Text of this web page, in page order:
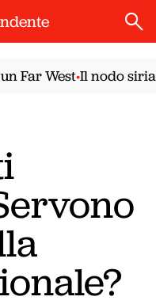
West•Il nodo siriano.